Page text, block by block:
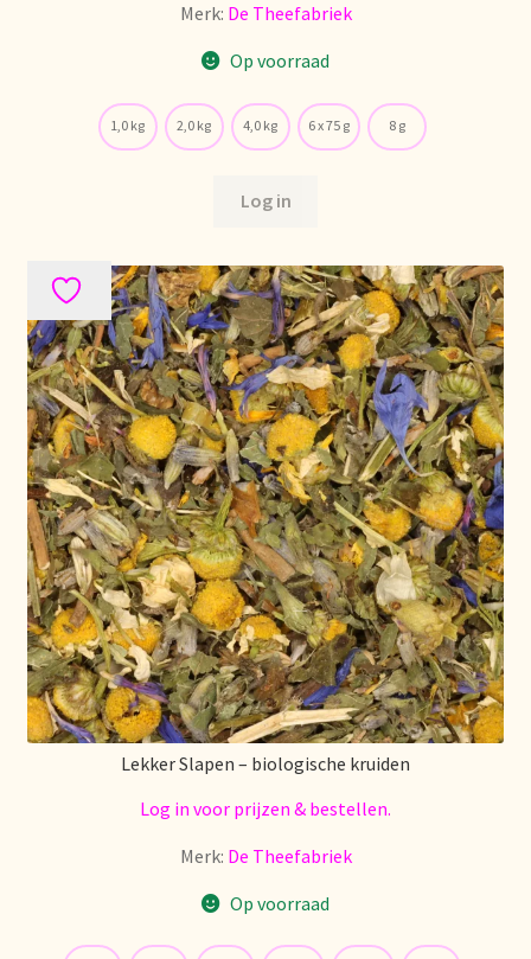
Retours et garantie
Rücksendungen und Garantie
Seguridad alimentaria
Shipping and delivery
Sortiment
Stock matters
Surtido
Terms and Conditions
Über uns
Unsere Vision von Tee
Versand und Lieferung
Merk: De Theefabriek
Op voorraad
1,0 kg 2,0 kg 4,0 kg 6 x 75 g 8 g
Log in
Lekker Slapen – biologische kruiden
Log in voor prijzen & bestellen.
Merk: De Theefabriek
Op voorraad